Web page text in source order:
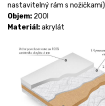
nastavitelný rám s nožičkami)
Objem: 200l
Materiál:akrylát